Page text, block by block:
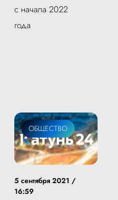
с начала 2022
года
ОБЩЕСТВО
5 сентября 2021 /
16:59